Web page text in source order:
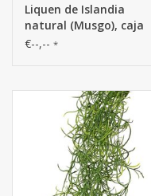
Liquen de Islandia
natural (Musgo), caja
de 500gr - verde
€--,-- *